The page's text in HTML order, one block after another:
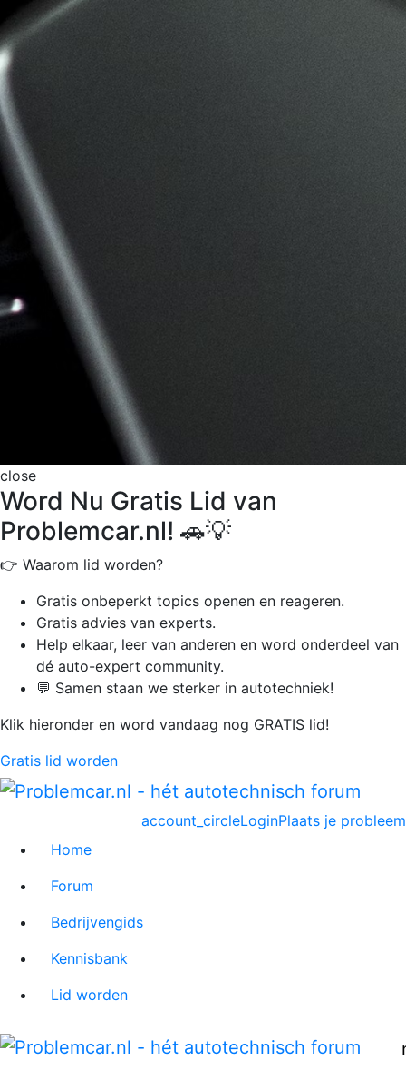
close
Word Nu Gratis Lid van
Problemcar.nl! 🚗💡
👉 Waarom lid worden?
Gratis onbeperkt topics openen en reageren.
Gratis advies van experts.
Help elkaar, leer van anderen en word onderdeel van
dé auto-expert community.
💬 Samen staan we sterker in autotechniek!
Klik hieronder en word vandaag nog GRATIS lid!
Gratis lid worden
Plaats je probleem
account_circleLogin
Home
Forum
Bedrijvengids
Kennisbank
Lid worden